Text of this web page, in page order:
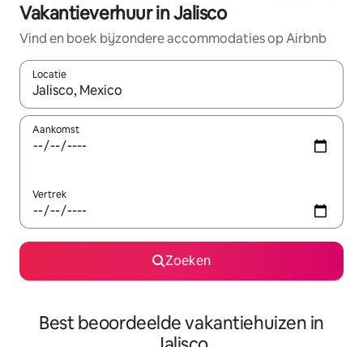
Vakantieverhuur in Jalisco
Vind en boek bijzondere accommodaties op Airbnb
Locatie
Wanneer er suggesties beschikbaar zijn, maak je een keuze
Aankomst
Vertrek
Zoeken
Best beoordeelde vakantiehuizen in